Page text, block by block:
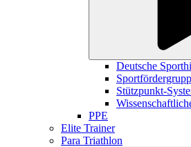
Deutsche
Stützpunkt-
PPE
Elite Trainer
Para Triathlon